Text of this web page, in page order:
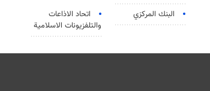
البنك المركزي
اتحاد الاذاعات
والتلفزيونات الاسلامية